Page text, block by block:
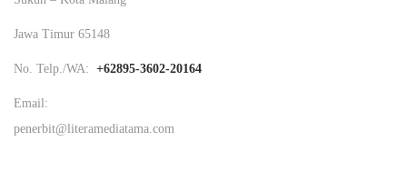
Jawa Timur 65148
No. Telp./WA: +62895-3602-20164
Email:
penerbit@literamediatama.com